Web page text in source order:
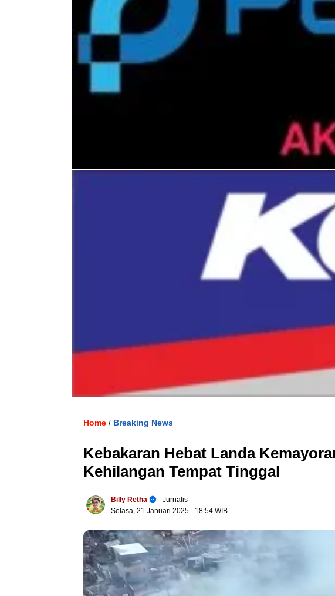
Home / Breaking News
Kebakaran Hebat Landa
Kehilangan Tempat Tinggal
Billy Retha
- Jurnalis
Selasa, 21 Januari 2025 - 18:54 WIB